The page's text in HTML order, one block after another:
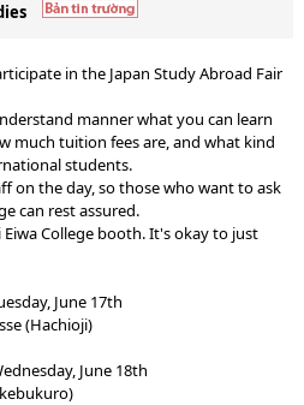
in the Japan Study Abroad Fair
manner what you can learn
much tuition fees are, and what kind
students.
on the day, so those who want to ask
can rest assured.
Eiwa College booth. It's okay to just
June 17th
(Hachioji)
June 18th